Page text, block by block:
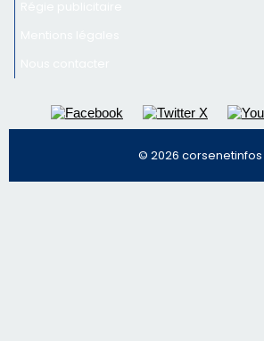
© 2026 corsenetinfos